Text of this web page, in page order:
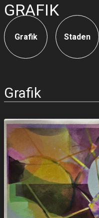
GRAFIK
Grafik Staden
Grafik